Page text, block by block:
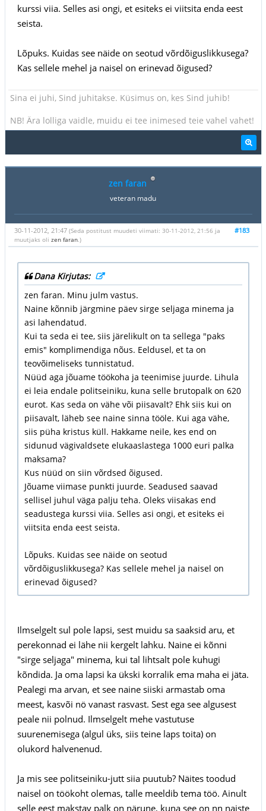
kurssi viia. Selles asi ongi, et esiteks ei viitsita enda eest
seista.
Lõpuks. Kuidas see näide on seotud võrdõiguslikkusega?
Kas sellele mehel ja naisel on erinevad õigused?
Sina ei juhi, Sind juhitakse. Küsimus on, kes Sind juhib!
NB! Ära lolliga vaidle, muidu ei tee inimesed teie vahel vahet!
zen faran
veteran madu
#183
30-11-2012, 21:47 (Seda postitust muudeti viimati: 30-11-2012, 21:56 ja
muutjaks oli zen faran.)
Dana Kirjutas:
zen faran. Minu julm vastus.
Naine kõnnib järgmine päev sirge seljaga minema ja
asi lahendatud.
Kui ta seda ei tee, siis järelikult on ta sellega "paks
emis" komplimendiga nõus. Eeldusel, et ta on
teovõimeliseks tunnistatud.
Nüüd aga jõuame töökoha ja teenimise juurde. Lihula
ei leia endale politseiniku, kuna selle brutopalk on 620
eurot. Kas seda on vähe või piisavalt? Ehk siis kui on
piisavalt, läheb see naine sinna tööle. Kui aga vähe,
siis püha kristus küll. Hakkame neile, kes end on
sidunud vägivaldsete elukaaslastega 1000 euri palka
maksama?
Kus nüüd on siin võrdsed õigused.
Jõuame viimase punkti juurde. Seadused saavad
sellisel juhul väga palju teha. Oleks viisakas end
seadustega kurssi viia. Selles asi ongi, et esiteks ei
viitsita enda eest seista.
Lõpuks. Kuidas see näide on seotud
võrdõiguslikkusega? Kas sellele mehel ja naisel on
erinevad õigused?
Ilmselgelt sul pole lapsi, sest muidu sa saaksid aru, et
perekonnad ei lähe nii kergelt lahku. Naine ei kõnni
"sirge seljaga" minema, kui tal lihtsalt pole kuhugi
kõndida. Ja oma lapsi ka ükski korralik ema maha ei jäta.
Pealegi ma arvan, et see naine siiski armastab oma
meest, kasvõi nö vanast rasvast. Sest ega see algusest
peale nii polnud. Ilmselgelt mehe vastutuse
suurenemisega (algul üks, siis teine laps toita) on
olukord halvenenud.
Ja mis see politseiniku-jutt siia puutub? Näites toodud
naisel on töökoht olemas, talle meeldib tema töö. Ainult
selle eest makstav palk on närune, kuna see on nn naiste